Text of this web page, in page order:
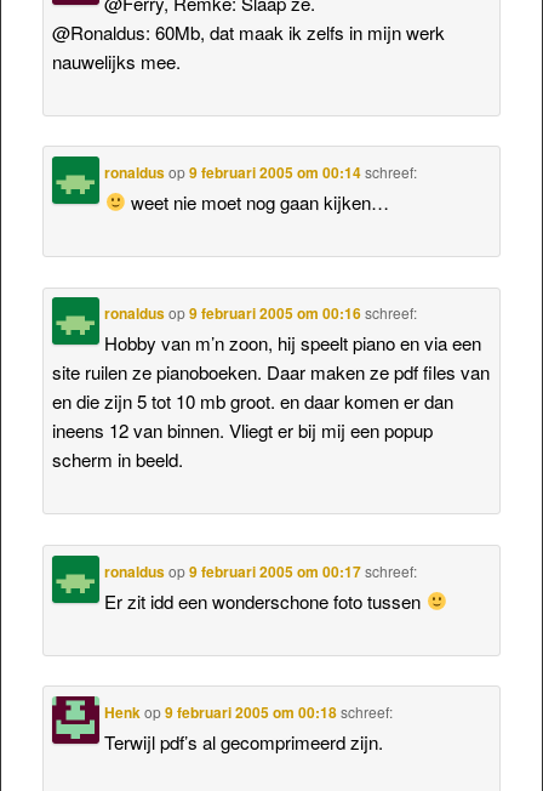
@Ronaldus: 60Mb, dat maak ik zelfs in mijn werk
nauwelijks mee.
ronaldusop9 februari 2005 om 00:14 schreef:
weet nie moet nog gaan kijken…
ronaldusop9 februari 2005 om 00:16 schreef:
Hobby van m’n zoon, hij speelt piano en via een
site ruilen ze pianoboeken. Daar maken ze pdf files van
en die zijn 5 tot 10 mb groot. en daar komen er dan
ineens 12 van binnen. Vliegt er bij mij een popup
scherm in beeld.
ronaldusop9 februari 2005 om 00:17 schreef:
Er zit idd een wonderschone foto tussen
Henkop9 februari 2005 om 00:18 schreef:
Terwijl pdf’s al gecomprimeerd zijn.